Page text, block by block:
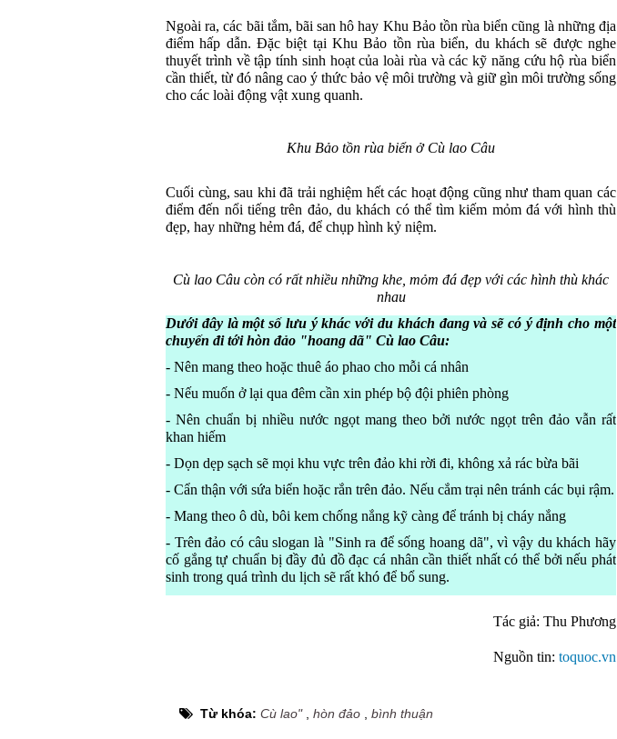
Ngoài ra, các bãi tắm, bãi san hô hay Khu Bảo tồn rùa biển cũng là những địa
điểm hấp dẫn. Đặc biệt tại Khu Bảo tồn rùa biển, du khách sẽ được nghe
thuyết trình về tập tính sinh hoạt của loài rùa và các kỹ năng cứu hộ rùa biển
cần thiết, từ đó nâng cao ý thức bảo vệ môi trường và giữ gìn môi trường sống
cho các loài động vật xung quanh.
Khu Bảo tồn rùa biển ở Cù lao Câu
Cuối cùng, sau khi đã trải nghiệm hết các hoạt động cũng như tham quan các
điểm đến nổi tiếng trên đảo, du khách có thể tìm kiếm mỏm đá với hình thù
đẹp, hay những hẻm đá, để chụp hình kỷ niệm.
Cù lao Câu còn có rất nhiều những khe, mỏm đá đẹp với các hình thù khác
nhau
Dưới đây là một số lưu ý khác với du khách đang và sẽ có ý định cho một
chuyến đi tới hòn đảo "hoang dã" Cù lao Câu:
- Nên mang theo hoặc thuê áo phao cho mỗi cá nhân
- Nếu muốn ở lại qua đêm cần xin phép bộ đội phiên phòng
- Nên chuẩn bị nhiều nước ngọt mang theo bởi nước ngọt trên đảo vẫn rất
khan hiếm
- Dọn dẹp sạch sẽ mọi khu vực trên đảo khi rời đi, không xả rác bừa bãi
- Cẩn thận với sứa biển hoặc rắn trên đảo. Nếu cắm trại nên tránh các bụi rậm.
- Mang theo ô dù, bôi kem chống nắng kỹ càng để tránh bị cháy nắng
- Trên đảo có câu slogan là "Sinh ra để sống hoang dã", vì vậy du khách hãy
cố gắng tự chuẩn bị đầy đủ đồ đạc cá nhân cần thiết nhất có thể bởi nếu phát
sinh trong quá trình du lịch sẽ rất khó để bổ sung.
Tác giả: Thu Phương
Nguồn tin: toquoc.vn
Từ khóa: Cù lao", hòn đảo bình thuận